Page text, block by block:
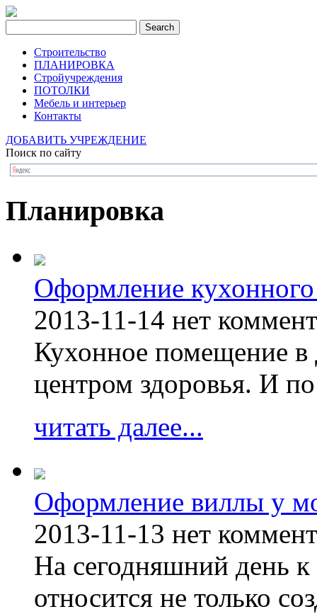
Строительство
ПЛАНИРОВКА
Стройучреждения
ПОТОЛКИ
Мебель и интерьер
Контакты
ДОБАВИТЬ УЧРЕЖДЕНИЕ
Поиск по сайту
Планировка
Оформление
2013-11-14 нет
Кухонное помещение в
центром здоровья. И
читать далее...
Оформление виллы у
2013-11-13 нет
На сегодняшний день к
относится не только